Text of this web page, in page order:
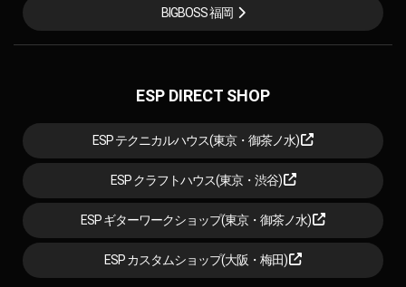
BIGBOSS 福岡
ESP DIRECT SHOP
ESP テクニカルハウス(東京・御茶ノ水)
ESP クラフトハウス(東京・渋谷)
ESP ギターワークショップ(東京・御茶ノ水)
ESP カスタムショップ(大阪・梅田)